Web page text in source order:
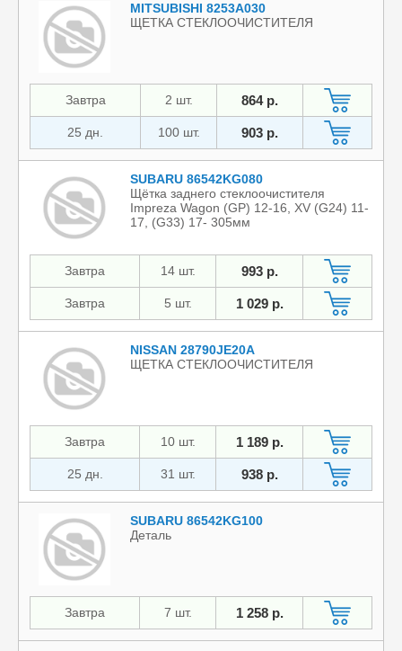
MITSUBISHI 8253A030
ЩЕТКА СТЕКЛООЧИСТИТЕЛЯ
Завтра 2 шт. 864 р.
25 дн. 100 шт. 903 р.
SUBARU 86542KG080
Щётка заднего стеклоочистителя
Impreza Wagon (GP) 12-16, XV (G24) 11-
17, (G33) 17- 305мм
Завтра 14 шт. 993 р.
Завтра 5 шт. 1 029 р.
NISSAN 28790JE20A
ЩЕТКА СТЕКЛООЧИСТИТЕЛЯ
Завтра 10 шт. 1 189 р.
25 дн. 31 шт. 938 р.
SUBARU 86542KG100
Деталь
Завтра 7 шт. 1 258 р.